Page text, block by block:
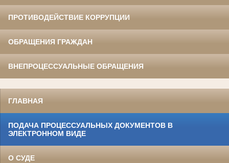
ПРОТИВОДЕЙСТВИЕ КОРРУПЦИИ
ОБРАЩЕНИЯ ГРАЖДАН
ВНЕПРОЦЕССУАЛЬНЫЕ ОБРАЩЕНИЯ
ГЛАВНАЯ
ПОДАЧА ПРОЦЕССУАЛЬНЫХ ДОКУМЕНТОВ В
ЭЛЕКТРОННОМ ВИДЕ
О СУДЕ